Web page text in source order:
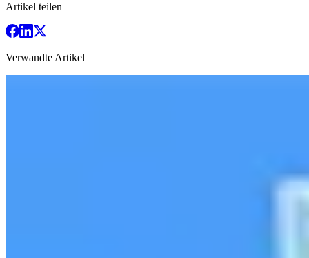
Artikel teilen
Verwandte Artikel